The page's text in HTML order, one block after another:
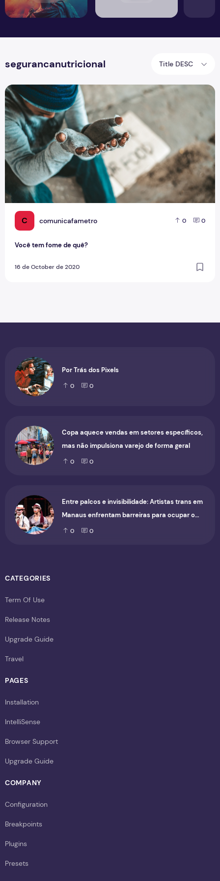
segurancanutricional Title DESC
C comunicafametro 0 0
Você tem fome de quê?
16 de October de 2020
Você tem fome de quê?
Por Trás dos Pixels
0 0
Copa aquece vendas em setores específicos,
mas não impulsiona varejo de forma geral
0 0
Entre palcos e invisibilidade: Artistas trans em
Manaus enfrentam barreiras para ocupar o
cenário cultural
0 0
CATEGORIES
Term Of Use
Release Notes
Upgrade Guide
Travel
PAGES
Installation
IntelliSense
Browser Support
Upgrade Guide
COMPANY
Configuration
Breakpoints
Plugins
Presets